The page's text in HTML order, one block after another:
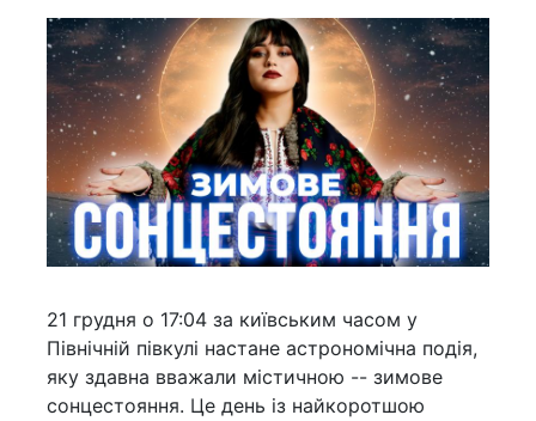
21 грудня о 17:04 за київським часом у
Північній півкулі настане астрономічна подія,
яку здавна вважали містичною -- зимове
сонцестояння. Це день із найкоротшою